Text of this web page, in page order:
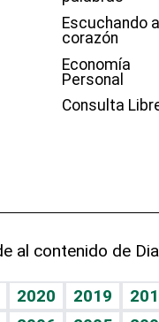
Escuchando al
corazón
Economía
Personal
Consulta
al contenido de
2020 2019